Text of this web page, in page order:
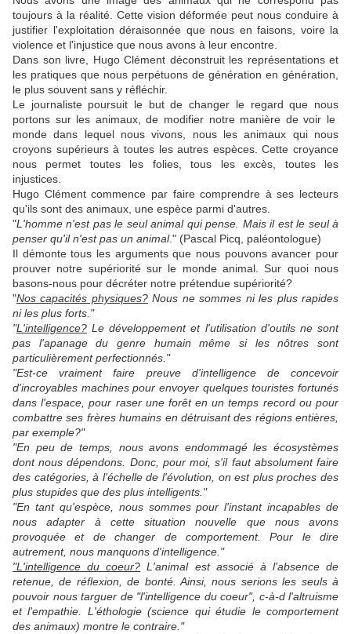
toujours à la réalité. Cette vision déformée peut nous conduire à
justifier l'exploitation déraisonnée que nous en faisons, voire la
violence et l'injustice que nous avons à leur encontre.
Dans son livre, Hugo Clément déconstruit les représentations et
les pratiques que nous perpétuons de génération en génération,
le plus souvent sans y réfléchir.
Le journaliste poursuit le but de changer le regard que nous
portons sur les animaux, de modifier notre manière de voir le
monde dans lequel nous vivons, nous les animaux qui nous
croyons supérieurs à toutes les autres espèces. Cette croyance
nous permet toutes les folies, tous les excès, toutes les
injustices.
Hugo Clément commence par faire comprendre à ses lecteurs
qu'ils sont des animaux, une espèce parmi d'autres.
"L'homme n'est pas le seul animal qui pense. Mais il est le seul à
penser qu'il n'est pas un animal." (Pascal Picq, paléontologue)
Il démonte tous les arguments que nous pouvons avancer pour
prouver notre supériorité sur le monde animal. Sur quoi nous
basons-nous pour décréter notre prétendue supériorité?
"Nos capacités physiques?Nous ne sommes ni les plus rapides
ni les plus forts."
"L'intelligence? Le développement et l'utilisation d'outils ne sont
pas l'apanage du genre humain même si les nôtres sont
particulièrement perfectionnés."
"Est-ce vraiment faire preuve d'intelligence de concevoir
d'incroyables machines pour envoyer quelques touristes fortunés
dans l'espace, pour raser une forêt en un temps record ou pour
combattre ses frères humains en détruisant des régions entières,
par exemple?"
"En peu de temps, nous avons endommagé les écosystèmes
dont nous dépendons. Donc, pour moi, s'il faut absolument faire
des catégories, à l'échelle de l'évolution, on est plus proches des
plus stupides que des plus intelligents."
"En tant qu'espèce, nous sommes pour l'instant incapables de
nous adapter à cette situation nouvelle que nous avons
provoquée et de changer de comportement. Pour le dire
autrement, nous manquons d'intelligence."
"L'intelligence du coeur? L'animal est associé à l'absence de
retenue, de réflexion, de bonté. Ainsi, nous serions les seuls à
pouvoir nous targuer de "l'intelligence du coeur", c-à-d l'altruisme
et l'empathie. L'éthologie (science qui étudie le comportement
des animaux) montre le contraire."